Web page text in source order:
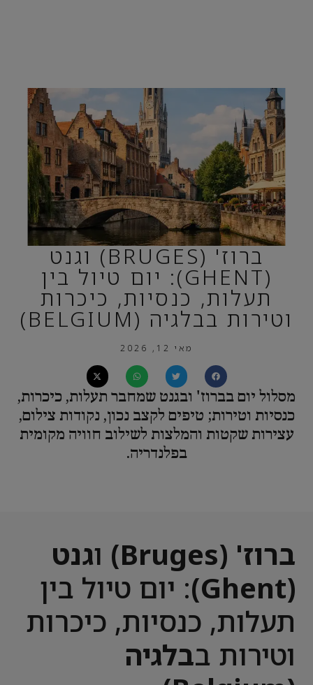
ברוז' (BRUGES) וגנט
(GHENT): יום טיול בין
תעלות, כנסיות, כיכרות
וטירות בבלגיה (BELGIUM)
מאי 12, 2026
מסלול יום בברוז' ובגנט שמחבר תעלות, כיכרות,
כנסיות וטירות; טיפים לקצב נכון, נקודות צילום,
עצירות שקטות והמלצות לשילוב חוויה מקומית
בפלנדריה.
ברוז' (Bruges) וגנט
(Ghent)
: יום טיול בין
תעלות, כנסיות, כיכרות
וטירות בבלגיה